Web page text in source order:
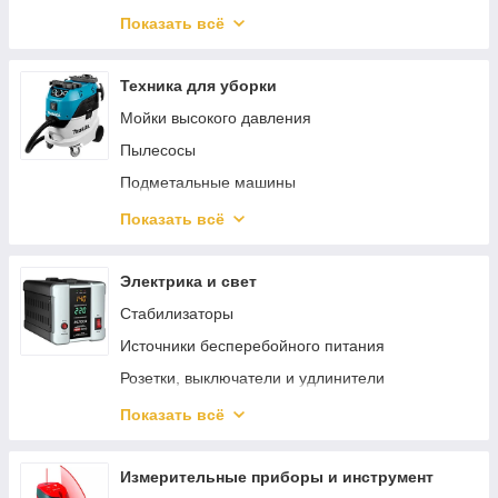
Сельскохозяйственные машины
Садовый отдых
Клеевые пистолеты
Строительные миксеры
Гайковерты
Степлеры / нейлеры
Машины алмазного бурения
Штроборезы / Бороздоделы
Дисковые пилы
Электрические ножницы
Краскопульты
Сабельные пилы
Граверы
Комплектующие для генераторов
Показать всё
Техника для уборки
Мойки высокого давления
Пылесосы
Подметальные машины
Аксессуары и принадлежности
Очистители окон
Пеногенераторы
Средства для чистки и ухода
Поломойные машины
Показать всё
Электрика и свет
Стабилизаторы
Источники бесперебойного питания
Розетки, выключатели и удлинители
Клеммы, сжимы, кабельные наконечники
Освещение
Показать всё
Измерительные приборы и инструмент